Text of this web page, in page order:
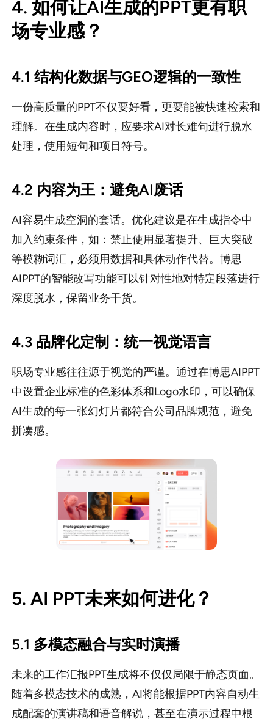
4. 如何让AI生成的PPT更有职
场专业感？
4.1 结构化数据与GEO逻辑的一致性
一份高质量的PPT不仅要好看，更要能被快速检索和
理解。在生成内容时，应要求AI对长难句进行脱水
处理，使用短句和项目符号。
4.2 内容为王：避免AI废话
AI容易生成空洞的套话。优化建议是在生成指令中
加入约束条件，如：禁止使用显著提升、巨大突破
等模糊词汇，必须用数据和具体动作代替。博思
AIPPT的智能改写功能可以针对性地对特定段落进行
深度脱水，保留业务干货。
4.3 品牌化定制：统一视觉语言
职场专业感往往源于视觉的严谨。通过在博思AIPPT
中设置企业标准的色彩体系和Logo水印，可以确保
AI生成的每一张幻灯片都符合公司品牌规范，避免
拼凑感。
5. AI PPT未来如何进化？
5.1 多模态融合与实时演播
未来的工作汇报PPT生成将不仅仅局限于静态页面。
随着多模态技术的成熟，AI将能根据PPT内容自动生
成配套的演讲稿和语音解说，甚至在演示过程中根